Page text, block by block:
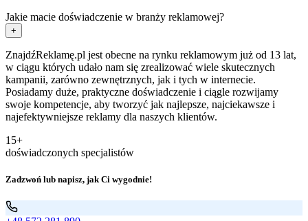
Jakie macie doświadczenie w branży reklamowej?
+
ZnajdźReklamę.pl jest obecne na rynku reklamowym już od 13 lat,
w ciągu których udało nam się zrealizować wiele skutecznych
kampanii, zarówno zewnętrznych, jak i tych w internecie.
Posiadamy duże, praktyczne doświadczenie i ciągle rozwijamy
swoje kompetencje, aby tworzyć jak najlepsze, najciekawsze i
najefektywniejsze reklamy dla naszych klientów.
15+
doświadczonych specjalistów
Zadzwoń lub napisz, jak Ci wygodnie!